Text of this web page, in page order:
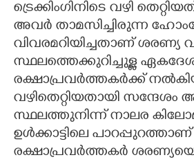
ട്രെക്കിംഗിനിടെ വഴി
അവർ താമസിച്ചിരുന്ന
വിവരമറിയിച്ചതാണ് ശരണ്യ
സ്ഥലത്തെക്കുറിച്ചുള്ള
രക്ഷാപ്രവർത്തകർക്ക്
വഴിതെറ്റിയതായി സന്ദേശം
സ്ഥലത്തുനിന്ന് നാലര
ഉൾക്കാട്ടിലെ പാറപ്പുറത്താണ്
രക്ഷാപ്രവർത്തകർ